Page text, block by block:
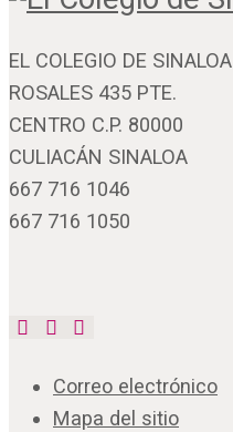
EL COLEGIO DE SINALOA
ROSALES 435 PTE.
CENTRO C.P. 80000
CULIACÁN SINALOA
667 716 1046
667 716 1050
Correo electrónico
Mapa del sitio